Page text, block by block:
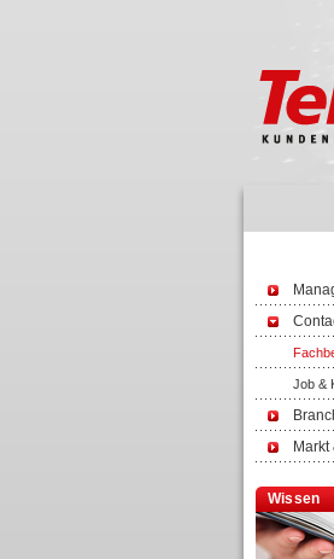
Job &
Markt
Wissen